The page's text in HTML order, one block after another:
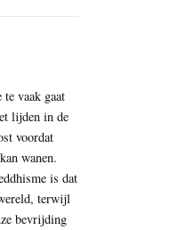
vaak gaat
lijden in de
voordat
wanen.
is dat
terwijl
bevrijding